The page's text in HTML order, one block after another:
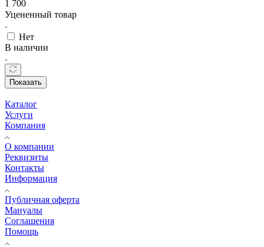
1 700
Уцененный товар
Нет
В наличии
Показать
Каталог
Услуги
Компания
О компании
Реквизиты
Контакты
Информация
Публичная оферта
Мануалы
Соглашения
Помощь